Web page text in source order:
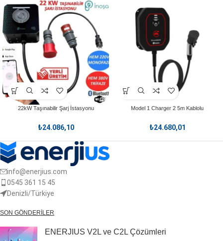
22kW Taşınabilir Şarj İstasyonu
₺24.086,10
Model 1 Charger 2 5m Kablolu
₺24.680,01
info@enerjius.com
0545 361 15 45
Denizli/Türkiye
SON GÖNDERILER
ENERJIUS V2L ve C2L Çözümleri